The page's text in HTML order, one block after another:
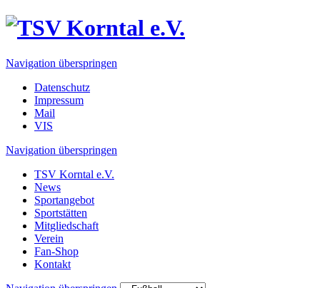
Navigation überspringen
Datenschutz
Impressum
Mail
VIS
Navigation überspringen
TSV Korntal e.V.
News
Sportangebot
Sportstätten
Mitgliedschaft
Verein
Fan-Shop
Kontakt